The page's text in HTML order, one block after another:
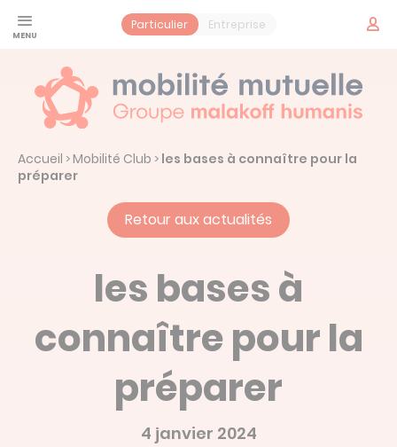
Particulier Entreprise
Devis en ligne
Prendre un rendez-vous
Santé
Jeune
Prévoyance
Contrat obsèques
Services
Vos services santé
Mobilité Mutuelle
Accueil >Mobilité Club > les bases à connaître pour la
préparer
Retour aux actualités
les bases à
connaître pour la
préparer
4 janvier 2024
Panneau de gestion des cookies